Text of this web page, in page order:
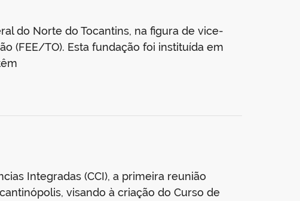
do Norte do Tocantins, na figura de vice-
(FEE/TO). Esta fundação foi instituída em
Integradas (CCI), a primeira reunião
visando à criação do Curso de